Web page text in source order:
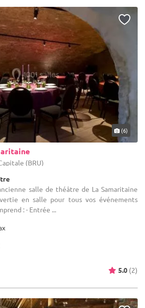
(6)
(BRU)
salle de théâtre de La Samaritaine
en salle pour tous vos événements
: - Entrée ...
5.0 (2)